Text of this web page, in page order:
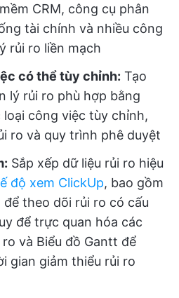
CRM, công cụ phân
tài chính và nhiều công
rủi ro liền mạch
có thể tùy chỉnh: Tạo
lý rủi ro phù hợp bằng
công việc tùy chỉnh,
ro và quy trình phê duyệt
Sắp xếp dữ liệu rủi ro hiệu
độ xem ClickUp, bao gồm
để theo dõi rủi ro có cấu
để trực quan hóa các
và Biểu đồ Gantt để
gian giảm thiểu rủi ro